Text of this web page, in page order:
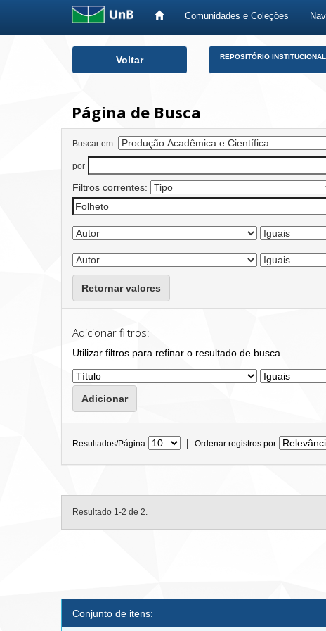
Comunidades e Coleções
Voltar REPOSITÓRIO
Página de Busca
Buscar em:
por
Filtros correntes:
Retornar valores
Adicionar filtros:
Utilizar filtros para refinar o resultado de busca.
Resultados/Página | Ordenar registros por
Resultado 1-2 de 2.
Conjunto de itens: